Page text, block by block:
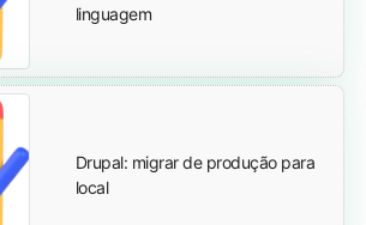
linguagem
Drupal: migrar de produção para
local